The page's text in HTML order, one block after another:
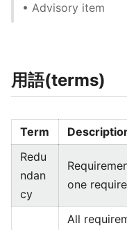
• Advisory item
用語(terms)
Term
Redu
ndan
cy
one
All